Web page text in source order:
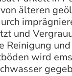
älteren
und
Reinigung
wird